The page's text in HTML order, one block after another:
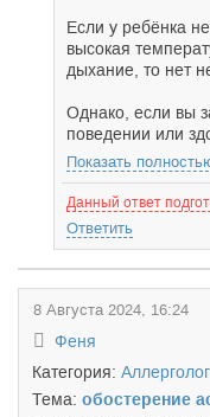
Если у ребёнка
высокая
дыхание, то нет
Однако, если вы
поведении или
Показать
Данный ответ
Ответить
8 Августа 2024, 16:24
Феня
Категория:
Тема: обостерение